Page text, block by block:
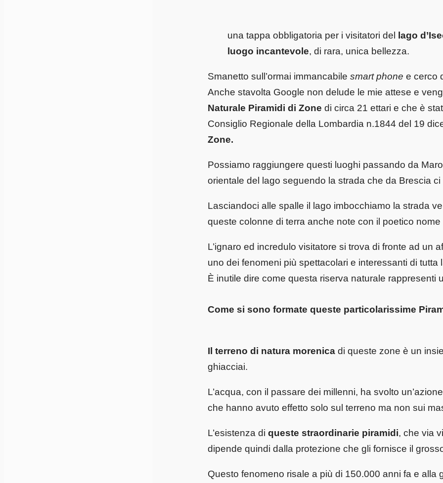
una tappa obbligatoria per i visitatori del lago
luogo incantevole, di rara, unica bellezza.
Smanetto sull’ormai immancabile smart phone e cerco
Anche stavolta Google non delude le mie attese e
Naturale Piramidi di Zone di circa 21 ettari e che è
Consiglio Regionale della Lombardia n.1844 del 19
Zone.
Possiamo raggiungere questi luoghi passando da
orientale del lago seguendo la strada che da Brescia
Lasciandoci alle spalle il lago imbocchiamo la strada
queste colonne di terra anche note con il poetico
L’ignaro ed incredulo visitatore si trova di fronte ad un
uno dei fenomeni più spettacolari e interessanti di
È inutile dire come questa riserva naturale rappresenti
Come si sono formate queste particolarissime
Il terreno di natura morenica di queste zone è un
ghiacciai.
L’acqua, con il passare dei millenni, ha svolto
che hanno avuto effetto solo sul terreno ma non sui
L’esistenza di queste straordinarie piramidi, che via
dipende quindi dalla protezione che gli fornisce il
Questo fenomeno risale a più di 150.000 anni fa e alla